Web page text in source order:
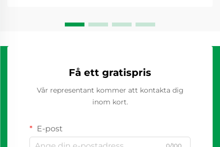
Få ett gratispris
Vår representant kommer att kontakta dig
inom kort.
E-post